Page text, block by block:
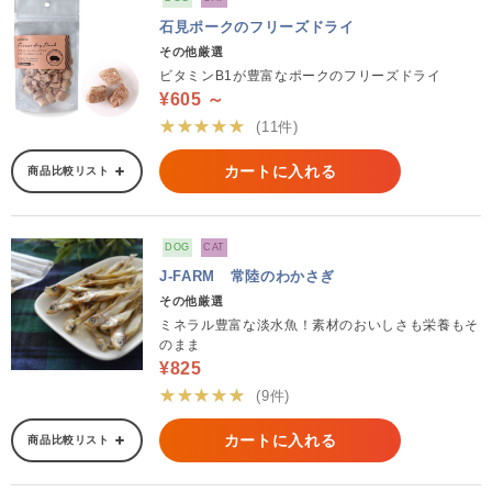
石見ポークのフリーズドライ
その他厳選
ビタミンB1が豊富なポークのフリーズドライ
¥605 ～
★★★★★
(11件)
商品比較リスト カートに入れる
DOG CAT
J-FARM 常陸のわかさぎ
その他厳選
ミネラル豊富な淡水魚！素材のおいしさも栄養もそ
のまま
¥825
★★★★★
(9件)
商品比較リスト カートに入れる